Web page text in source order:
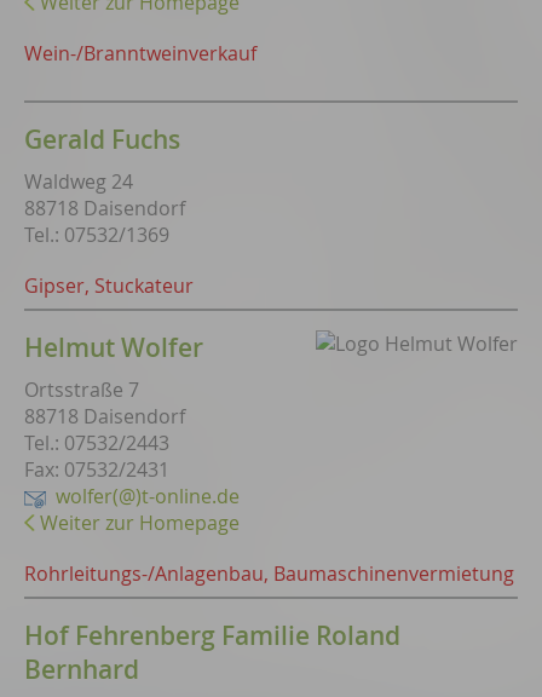
Wein-/Branntweinverkauf
Gerald Fuchs
Waldweg 24
88718 Daisendorf
Tel.: 07532/1369
Gipser, Stuckateur
Helmut Wolfer
Ortsstraße 7
88718 Daisendorf
Tel.: 07532/2443
Fax: 07532/2431
wolfer(@)t-online.de
Weiter zur Homepage
Rohrleitungs-/Anlagenbau, Baumaschinenvermietung
Hof Fehrenberg Familie Roland
Bernhard